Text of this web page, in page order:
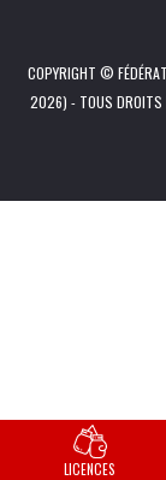
COPYRIGHT ©
2026) - TOUS DROITS
LICENCES